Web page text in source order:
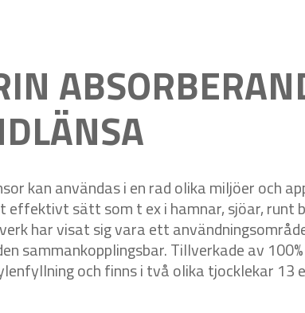
kan användas i en rad olika miljöer och
effektivt sätt som t ex i hamnar, sjöar, runt
har visat sig vara ett
sammankopplingsbar. Tillverkade av
och finns i två olika tjocklekar 13